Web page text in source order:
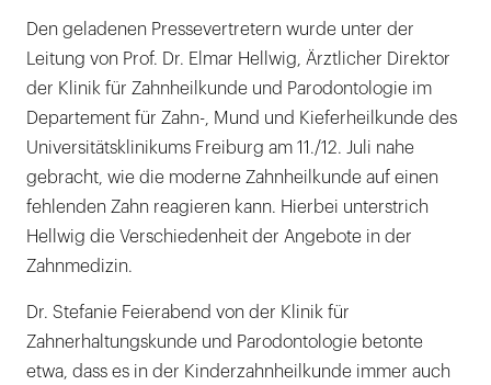
Den geladenen Pressevertretern wurde unter der
Leitung von Prof. Dr. Elmar Hellwig, Ärztlicher Direktor
der Klinik für Zahnheilkunde und Parodontologie im
Departement für Zahn-, Mund und Kieferheilkunde des
Universitätsklinikums Freiburg am 11./12. Juli nahe
gebracht, wie die moderne Zahnheilkunde auf einen
fehlenden Zahn reagieren kann. Hierbei unterstrich
Hellwig die Verschiedenheit der Angebote in der
Zahnmedizin.
Dr. Stefanie Feierabend von der Klinik für
Zahnerhaltungskunde und Parodontologie betonte
etwa, dass es in der Kinderzahnheilkunde immer auch